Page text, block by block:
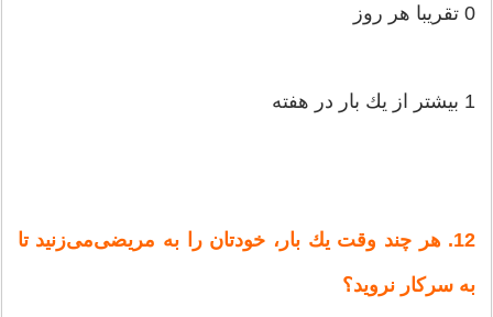
0 تقریبا هر روز
1 بیشتر از یك‌ بار در هفته‌
12. هر چند وقت‌ یك‌ بار، خودتان‌ را به‌ مریضی‌می‌زنید تا
به‌ سركار نروید؟